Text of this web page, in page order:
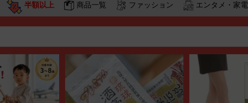
半額以上 商品一覧 ファッション エンタメ・家電